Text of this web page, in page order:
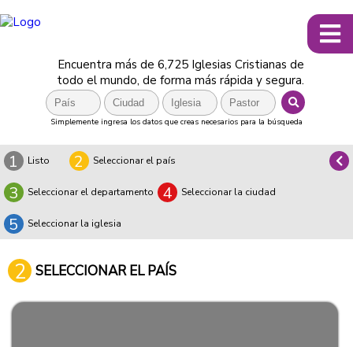
Encuentra más de 6,725 Iglesias Cristianas de
todo el mundo, de forma más rápida y segura.
Simplemente ingresa los datos que creas necesarios para la búsqueda
1 Listo 2 Seleccionar el país
3 Seleccionar el departamento 4 Seleccionar la ciudad
5 Seleccionar la iglesia
2 SELECCIONAR EL PAÍS